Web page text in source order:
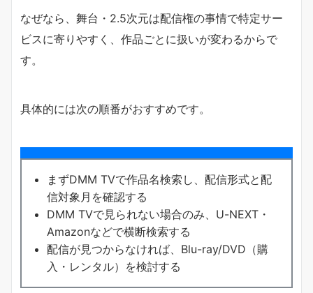
なぜなら、舞台・2.5次元は配信権の事情で特定サー
ビスに寄りやすく、作品ごとに扱いが変わるからで
す。
具体的には次の順番がおすすめです。
まずDMM TVで作品名検索し、配信形式と配
信対象月を確認する
DMM TVで見られない場合のみ、U-NEXT・
Amazonなどで横断検索する
配信が見つからなければ、Blu-ray/DVD（購
入・レンタル）を検討する